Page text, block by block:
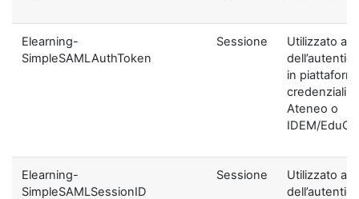
Elearning-
SimpleSAMLAuthToken
Sessione
Utilizzato ai
in
credenziali di
Ateneo o
IDEM/
Elearning-
SimpleSAMLSessionID
Sessione
Utilizzato ai